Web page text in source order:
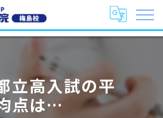
立高入試の平
点は…